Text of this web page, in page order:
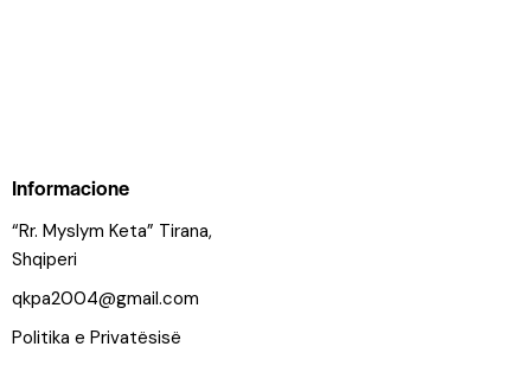
Informacione
“Rr. Myslym Keta” Tirana,
Shqiperi
qkpa2004@gmail.com
Politika e Privatësisë